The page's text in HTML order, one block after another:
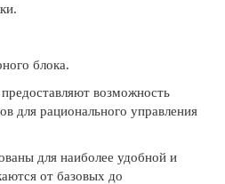
блока.
возможность
для рационального управления
для наиболее удобной и
от базовых до